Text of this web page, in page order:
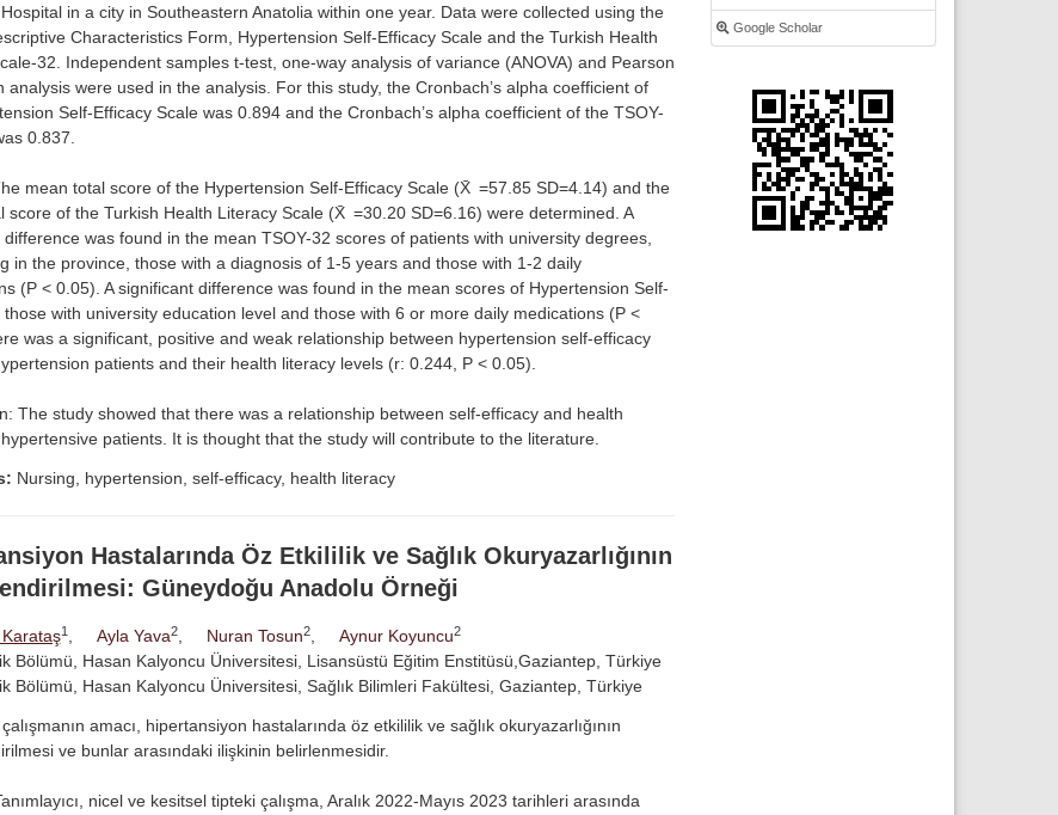
in a city in Southeastern Anatolia within one year. Data were collected using the
Characteristics Form, Hypertension Self-Efficacy Scale and the Turkish Health
32. Independent samples t-test, one-way analysis of variance (ANOVA) and Pearson
analysis were used in the analysis. For this study, the Cronbach’s alpha coefficient of
Self-Efficacy Scale was 0.894 and the Cronbach’s alpha coefficient of the TSOY-
0.837.
mean total score of the Hypertension Self-Efficacy Scale (X̄ =57.85 SD=4.14) and the
score of the Turkish Health Literacy Scale (X̄ =30.20 SD=6.16) were determined. A
difference was found in the mean TSOY-32 scores of patients with university degrees,
in the province, those with a diagnosis of 1-5 years and those with 1-2 daily
(P < 0.05). A significant difference was found in the mean scores of Hypertension Self-
those with university education level and those with 6 or more daily medications (P <
was a significant, positive and weak relationship between hypertension self-efficacy
patients and their health literacy levels (r: 0.244, P < 0.05).
The study showed that there was a relationship between self-efficacy and health
patients. It is thought that the study will contribute to the literature.
Nursing, hypertension, self-efficacy, health literacy
Hastalarında Öz Etkililik ve Sağlık Okuryazarlığının
Güneydoğu Anadolu Örneği
1, Ayla Yava2, Nuran Tosun2, Aynur Koyuncu2
Bölümü, Hasan Kalyoncu Üniversitesi, Lisansüstü Eğitim Enstitüsü,Gaziantep, Türkiye
Bölümü, Hasan Kalyoncu Üniversitesi, Sağlık Bilimleri Fakültesi, Gaziantep, Türkiye
amacı, hipertansiyon hastalarında öz etkililik ve sağlık okuryazarlığının
ve bunlar arasındaki ilişkinin belirlenmesidir.
nicel ve kesitsel tipteki çalışma, Aralık 2022-Mayıs 2023 tarihleri arasında
Google Scholar